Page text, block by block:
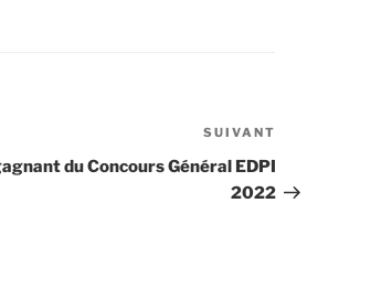
suivant
SUIVANT
du Concours Général EDPI
2022